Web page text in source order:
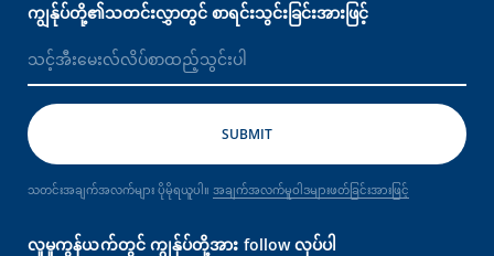
ကျွန်ုပ်တို့၏သတင်းလွှာတွင် စာရင်းသွင်းခြင်းအားဖြင့်
သတင်းအချက်အလက်များ ပိုမိုရယူပါ။ အချက်အလက်မူဝါဒများဖတ်ခြင်းအားဖြင့်
လူမှုကွန်ယက်တွင် ကျွန်ုပ်တို့အား follow လုပ်ပါ